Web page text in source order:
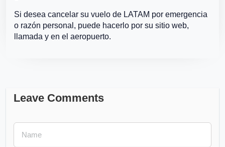
Si desea cancelar su vuelo de LATAM por emergencia
o razón personal, puede hacerlo por su sitio web,
llamada y en el aeropuerto.
Leave Comments